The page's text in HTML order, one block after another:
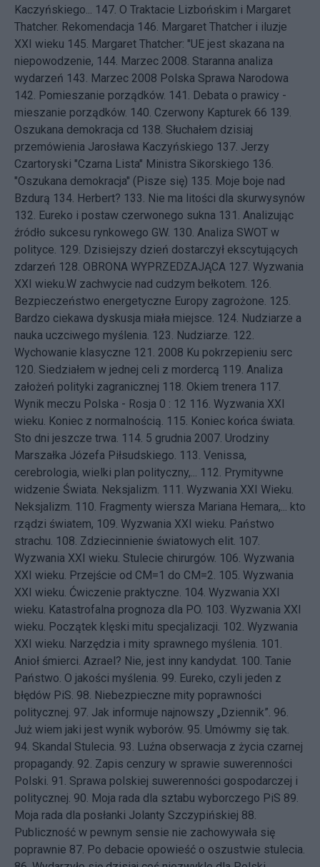
Kaczyńskiego...
147. O Traktacie Lizbońskim i Margaret
Thatcher. Rekomendacja 146. Margaret Thatcher i iluzje
XXI wieku 145. Margaret Thatcher: "UE jest skazana na
niepowodzenie, 144. Marzec 2008. Staranna analiza
wydarzeń 143. Marzec 2008 Polska Sprawa Narodowa
142. Pomieszanie porządków. 141.
Debata o prawicy -
mieszanie porządków. 140. Czerwony Kapturek 66 139.
Oszukana demokracja cd 138. Słuchałem dzisiaj
przemówienia Jarosława Kaczyńskiego 137. Jerzy
Czartoryski "Czarna Lista" Ministra Sikorskiego 136.
"Oszukana demokracja" (Pisze się) 135. Moje boje nad
Bzdurą 134. Herbert? 133. Nie ma litości dla skurwysynów
132. Eureko i postaw czerwonego sukna 131. Analizując
źródło sukcesu rynkowego GW. 130. Analiza SWOT w
polityce. 129. Dzisiejszy dzień dostarczył ekscytujących
zdarzeń 128. OBRONA WYPRZEDZAJĄCA 127. Wyzwania
XXI wieku.W zachwycie nad cudzym bełkotem. 126.
Bezpieczeństwo energetyczne Europy zagrożone. 125.
Bardzo ciekawa dyskusja miała miejsce. 124. Nudziarze a
nauka uczciwego myślenia. 123. Nudziarze. 122.
Wychowanie klasyczne 121. 2008 Ku pokrzepieniu serc
120. Siedziałem w jednej celi z mordercą 119. Analiza
założeń polityki zagranicznej 118. Okiem trenera 117.
Wynik meczu Polska - Rosja 0 : 12 116. Wyzwania XXI
wieku. Koniec z normalnością. 115. Koniec końca świata.
Sto dni jeszcze trwa. 114. 5 grudnia 2007. Urodziny
Marszałka Józefa Piłsudskiego. 113. Venissa,
cerebrologia, wielki plan polityczny,...
112. Prymitywne
widzenie Świata. Neksjalizm. 111. Wyzwania XXI Wieku.
Neksjalizm. 110. Fragmenty wiersza Mariana Hemara,... kto
rządzi światem, 109. Wyzwania XXI wieku. Państwo
strachu. 108. Zdziecinnienie światowych elit. 107.
Wyzwania XXI wieku. Stulecie chirurgów. 106. Wyzwania
XXI wieku. Przejście od CM=1 do CM=2. 105. Wyzwania
XXI wieku. Ćwiczenie praktyczne. 104. Wyzwania XXI
wieku. Katastrofalna prognoza dla PO. 103. Wyzwania XXI
wieku. Początek klęski mitu specjalizacji. 102. Wyzwania
XXI wieku. Narzędzia i mity sprawnego myślenia. 101.
Anioł śmierci. Azrael? Nie, jest inny kandydat. 100. Tanie
Państwo. O jakości myślenia. 99. Eureko, czyli jeden z
błędów PiS. 98. Niebezpieczne mity poprawności
politycznej. 97. Jak informuje najnowszy „Dziennik”. 96.
Już wiem jaki jest wynik wyborów. 95. Umówmy się tak.
94. Skandal Stulecia. 93. Luźna obserwacja z życia czarnej
propagandy. 92. Zapis cenzury w sprawie suwerenności
Polski. 91. Sprawa polskiej suwerenności gospodarczej i
politycznej. 90. Moja rada dla sztabu wyborczego PiS 89.
Moja rada dla posłanki Jolanty Szczypińskiej 88.
Publiczność w pewnym sensie nie zachowywała się
poprawnie 87. Po debacie opowieść o oszustwie stulecia.